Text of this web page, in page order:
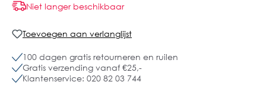
Niet langer beschikbaar
Toevoegen aan verlanglijst
100 dagen gratis retourneren en ruilen
Gratis verzending vanaf €25,-
Klantenservice: 020 82 03 744